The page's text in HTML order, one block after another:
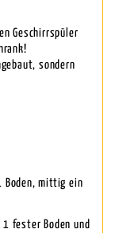
Geschirrspüler
sondern
Boden, mittig ein
fester Boden und